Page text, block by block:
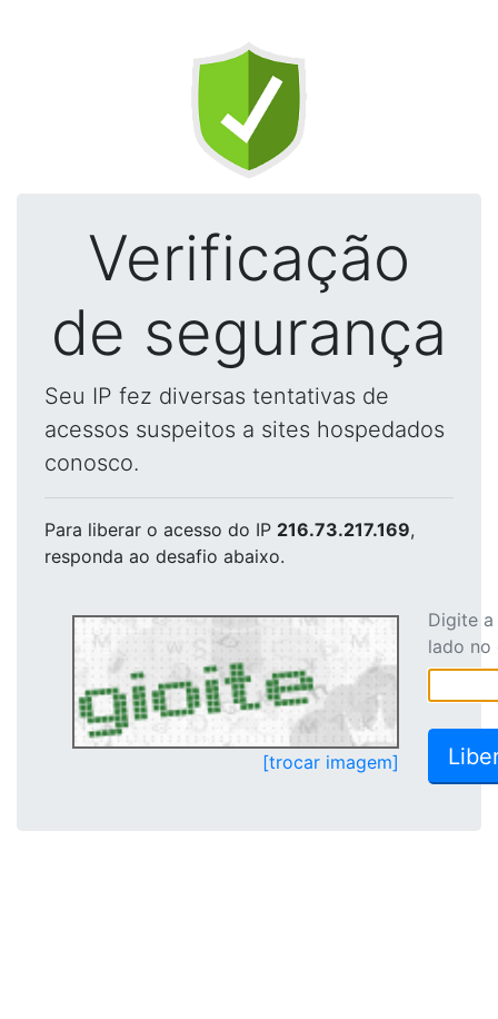
Verificação
de segurança
Seu IP fez diversas tentativas de
acessos suspeitos a sites hospedados
conosco.
Para liberar o acesso do IP 216.73.217.169,
responda ao desafio abaixo.
[trocar imagem]
Digite
lado no